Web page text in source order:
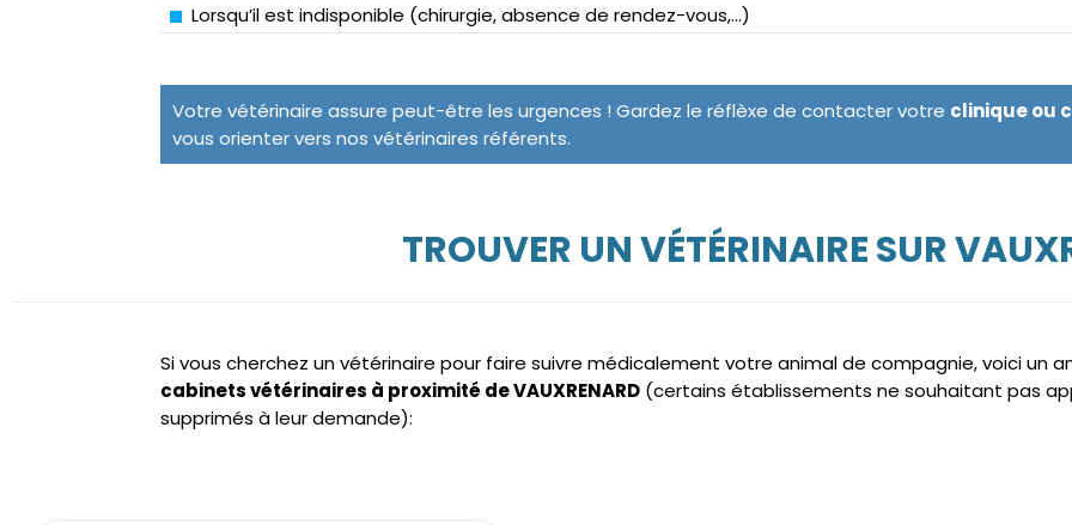
Lorsqu’il est indisponible (chirurgie, absence de rendez-vous,...)
Votre vétérinaire assure peut-être les urgences ! Gardez le réflèxe de contacter votre clinique ou
vous orienter vers nos vétérinaires référents.
TROUVER UN VÉTÉRINAIRE SUR
Si vous cherchez un vétérinaire pour faire suivre médicalement votre animal de compagnie, voici un
cabinets vétérinaires à proximité de VAUXRENARD (certains établissements ne souhaitant pas
supprimés à leur demande):